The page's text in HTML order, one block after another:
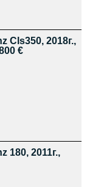
Cls350, 2018г.,
€
180, 2011г.,